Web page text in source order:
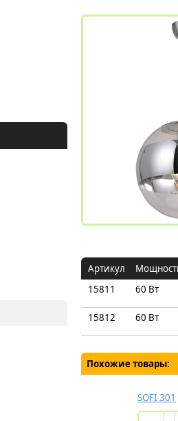
Артикул
15811
60 Вт
15812 60 Вт
Похожие товары:
SOFI 301